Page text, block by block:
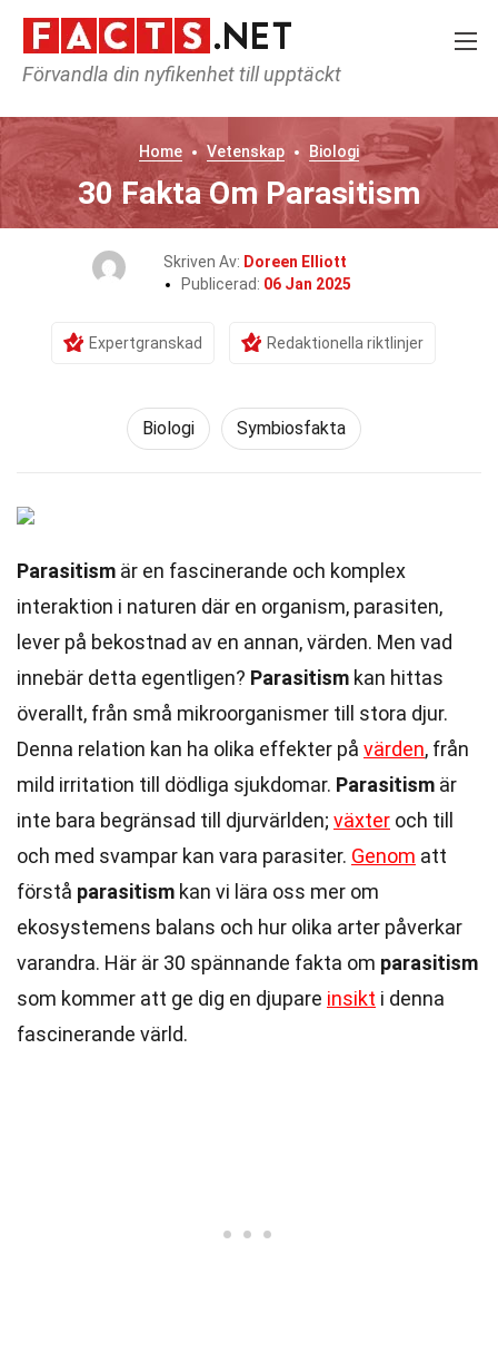
Förvandla din nyfikenhet till upptäckt
Home Vetenskap Biologi
30 Fakta Om Parasitism
Skriven Av: Doreen Elliott
Publicerad: 06 Jan 2025
Expertgranskad Redaktionella riktlinjer
Biologi Symbiosfakta
Parasitism är en fascinerande och komplex
interaktion i naturen där en organism, parasiten,
lever på bekostnad av en annan, värden. Men vad
innebär detta egentligen? Parasitism kan hittas
överallt, från små mikroorganismer till stora djur.
Denna relation kan ha olika effekter på värden, från
mild irritation till dödliga sjukdomar. Parasitism är
inte bara begränsad till djurvärlden; växter och till
och med svampar kan vara parasiter. Genom att
förstå parasitism kan vi lära oss mer om
ekosystemens balans och hur olika arter påverkar
varandra. Här är 30 spännande fakta om parasitism
som kommer att ge dig en djupare insikt i denna
fascinerande värld.